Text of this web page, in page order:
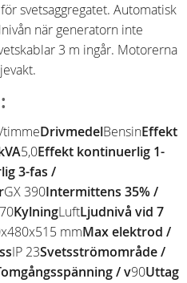
svetsaggregatet. Automatisk
när generatorn inte
3 m ingår. Motorerna
timmeDrivmedelBensinEffekt
5,0Effekt kontinuerlig 1-
3-fas /
GX 390Intermittens 35% /
KylningLuftLjudnivå vid 7
mmMax elektrod /
IP 23Svetsströmområde /
/ v90Uttag